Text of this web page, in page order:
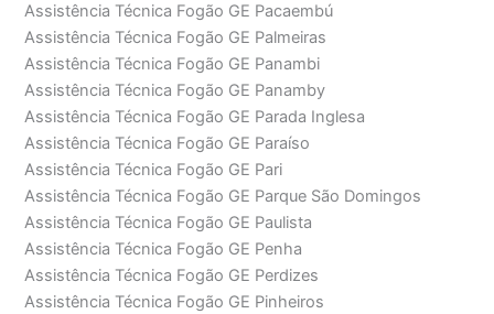
Assistência Técnica Fogão GE Pacaembú
Assistência Técnica Fogão GE Palmeiras
Assistência Técnica Fogão GE Panambi
Assistência Técnica Fogão GE Panamby
Assistência Técnica Fogão GE Parada Inglesa
Assistência Técnica Fogão GE Paraíso
Assistência Técnica Fogão GE Pari
Assistência Técnica Fogão GE Parque São Domingos
Assistência Técnica Fogão GE Paulista
Assistência Técnica Fogão GE Penha
Assistência Técnica Fogão GE Perdizes
Assistência Técnica Fogão GE Pinheiros